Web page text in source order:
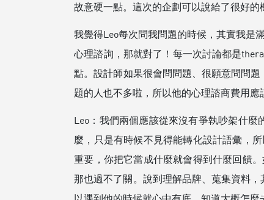
故意硬一點。這次的企劃可以說給了很好的
我覺得Leo每次問我問題的時候，其實我是
心理諮詢，那就對了！每一次討論都是
點。設計師如果很會問問題、很願意問問
題的人也不多啦，所以他的心理諮商費用應
Leo：我們兩個應該從來沒有爭執吵架什
麼，只是有時候不見得能轉化設計語彙，
重要，你把它當成什麼就會得到什麼回饋
那也過不了關。說到理解品牌、蒐集資料